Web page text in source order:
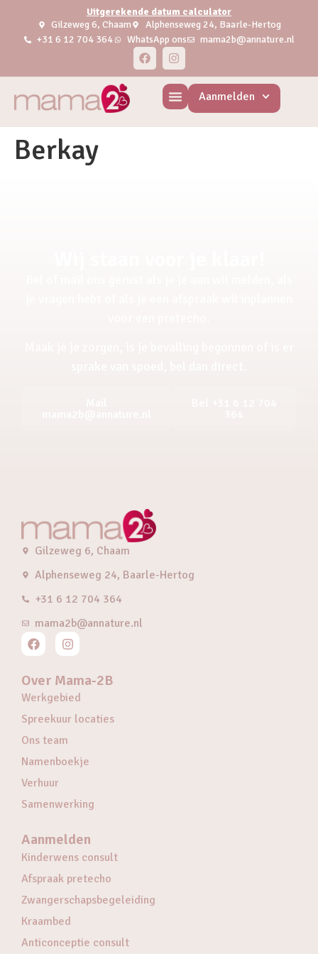
Uitgerekende datum calculator
Gilzeweg 6, Chaam
Alphenseweg 24, Baarle-Hertog
+31 6 12 704 364
WhatsApp ons mama2b@annature.nl
Aanmelden
Berkay
Gilzeweg 6, Chaam
Alphenseweg 24, Baarle-Hertog
+31 6 12 704 364
mama2b@annature.nl
Over Mama-2B
Werkgebied
Spreekuur locaties
Ons team
Namenboekje
Verhuur
Samenwerking
Aanmelden
Kinderwens consult
Afspraak pretecho
Zwangerschapsbegeleiding
Kraambed
Anticonceptie consult